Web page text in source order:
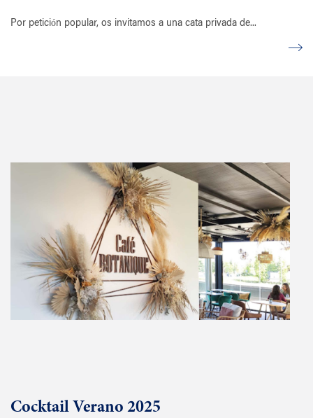
Por petición popular, os invitamos a una cata privada de...
Cocktail Verano 2025